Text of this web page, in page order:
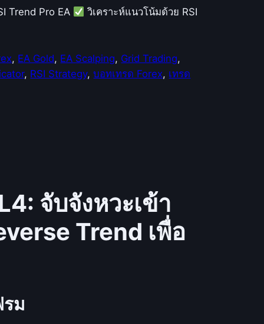
Trend Pro EA วิเคราะห์แนวโน้มด้วย RSI
, EA Gold, EA Scalping, Grid Trading
, RSI Strategy, บอทเทรด Forex, เทรด
จับจังหวะเข้า
Trend เพื่อ
ม